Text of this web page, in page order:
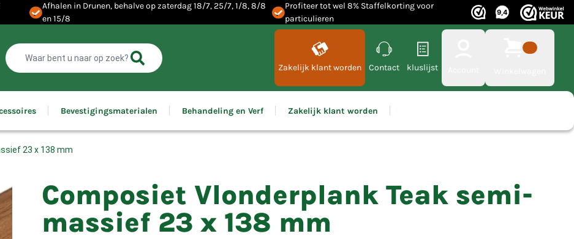
Afhalen in Drunen, behalve op zaterdag 18/7, 25/7, 1/8, 8/8
en 15/8
Profiteer tot wel 8% Staffelkorting voor
particulieren
Zakelijk klant worden Contact kluslijst
Bevestigingsmaterialen Behandeling en Verf Zakelijk klant worden
23 x 138 mm
Composiet Vlonderplank Teak semi-
massief 23 x 138 mm